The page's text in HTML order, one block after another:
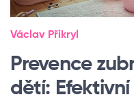
Václav Přikryl
Prevence
dětí: